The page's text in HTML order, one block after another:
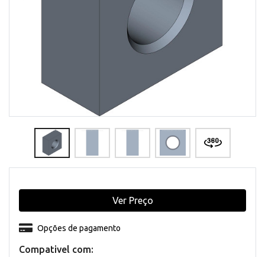
Compativel com:
Opções de pagamento
Ver Preço